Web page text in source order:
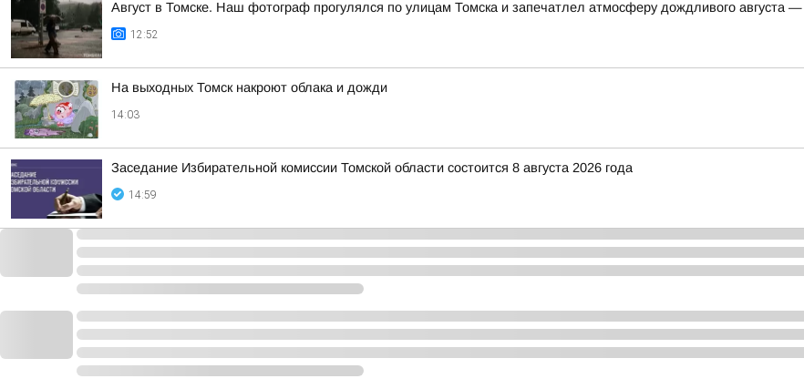
Август в Томске. Наш фотограф прогулялся по улицам Томска и запечатлел атмосферу дождливого августа
12:52
На выходных Томск накроют облака и дожди
14:03
Заседание Избирательной комиссии Томской области состоится 8 августа 2026 года
14:59